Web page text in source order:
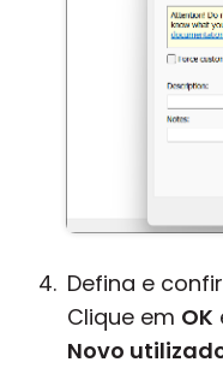
Defina e
Clique em OK
Novo